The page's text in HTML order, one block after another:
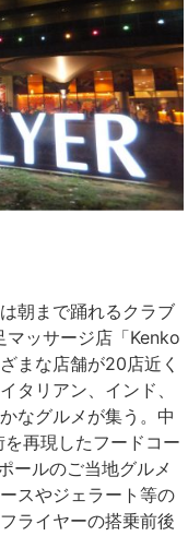
朝まで踊れるクラブ
ッサージ店「Kenko
まな店舗が20店近く
タリアン、インド、
なグルメが集う。中
再現したフードコー
ールのご当地グルメ
スやジェラート等の
ライヤーの搭乗前後